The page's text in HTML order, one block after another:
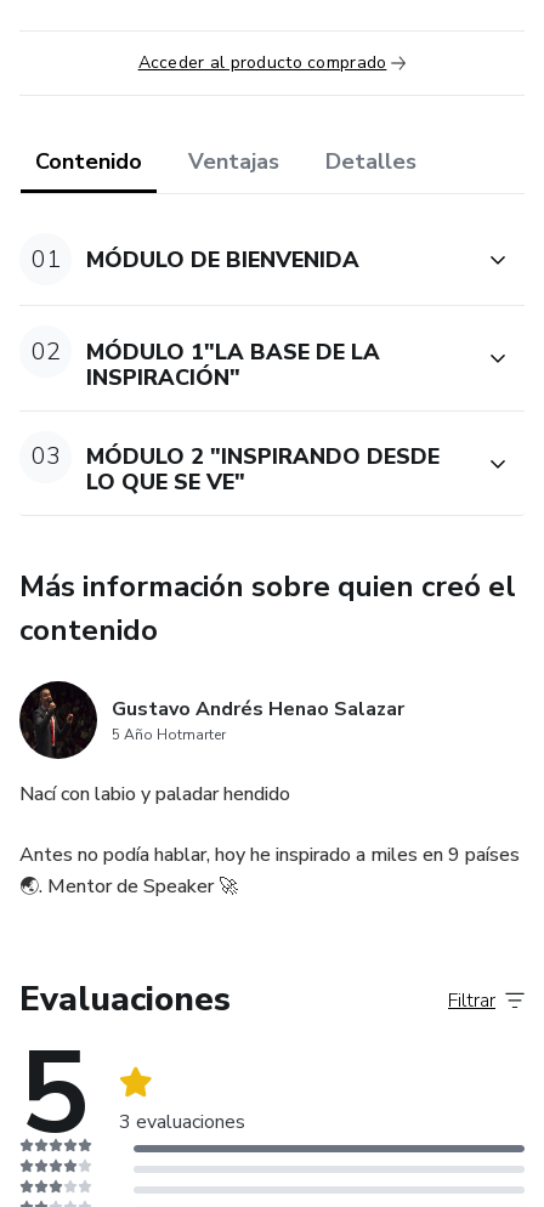
prefiero la mencionada resignación de creer en un mediador,
de creer en Dios aunque no lo sepa explicar...
Acceder al producto comprado
Contenido Ventajas Detalles
01 MÓDULO DE BIENVENIDA
02
MÓDULO 1"LA BASE DE LA
INSPIRACIÓN"
03
MÓDULO 2 "INSPIRANDO DESDE
LO QUE SE VE"
Más información sobre quien creó el
contenido
Gustavo Andrés Henao Salazar
5 Año Hotmarter
Nací con labio y paladar hendido
Antes no podía hablar, hoy he inspirado a miles en 9 países
🌏. Mentor de Speaker 🚀
Evaluaciones
5 3 evaluaciones
Filtrar